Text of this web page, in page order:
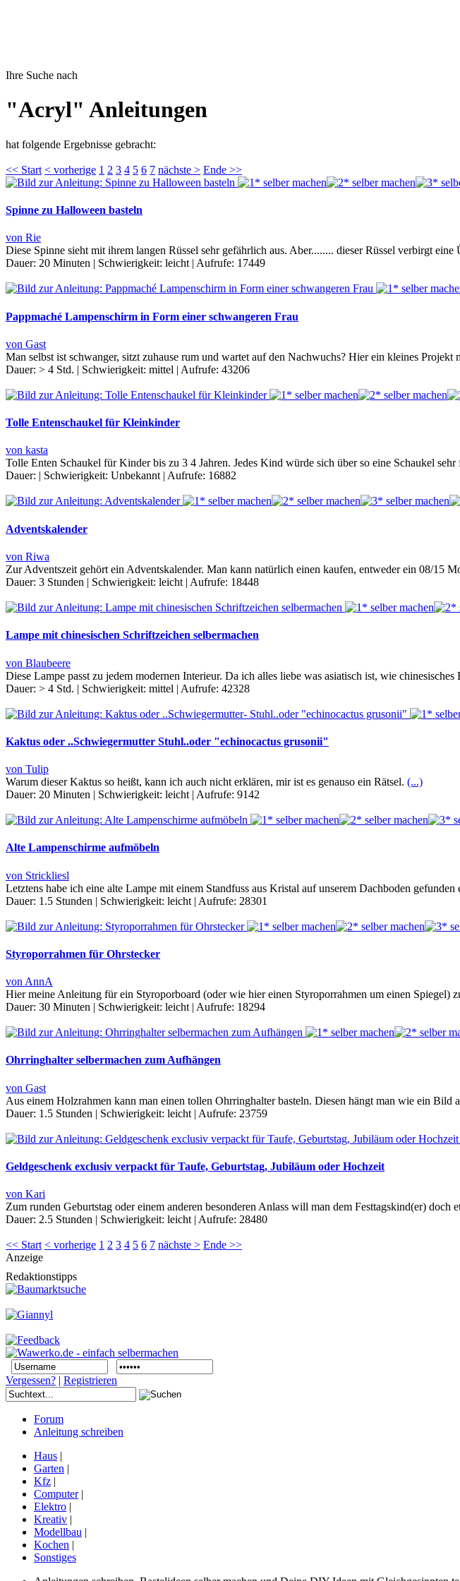
Ihre Suche nach
"Acryl" Anleitungen
hat folgende Ergebnisse gebracht:
<< Start < vorherige 1 2 3 4 5 6 7 nächste > Ende >>
Spinne zu Halloween basteln
von Rie
Diese Spinne sieht mit ihrem langen Rüssel sehr gefährlich aus. Aber........ dieser Rüssel verbirgt
Dauer: 20 Minuten | Schwierigkeit: leicht | Aufrufe: 17449
Pappmaché Lampenschirm in Form einer schwangeren Frau
von Gast
Man selbst ist schwanger, sitzt zuhause rum und wartet auf den Nachwuchs? Hier ein kleines
Dauer: > 4 Std. | Schwierigkeit: mittel | Aufrufe: 43206
Tolle Entenschaukel für Kleinkinder
von kasta
Tolle Enten Schaukel für Kinder bis zu 3 4 Jahren. Jedes Kind würde sich über so eine Schaukel
Dauer:
Schwierigkeit: Unbekannt Aufrufe: 16882
Adventskalender
von Riwa
Zur Adventszeit gehört ein Adventskalender. Man kann natürlich einen kaufen, entweder ein 08/15
Dauer: 3 Stunden | Schwierigkeit: leicht | Aufrufe: 18448
Lampe mit chinesischen Schriftzeichen selbermachen
von Blaubeere
Diese Lampe passt zu jedem modernen Interieur. Da ich alles liebe was asiatisch ist, wie
Dauer: > 4 Std. | Schwierigkeit: mittel | Aufrufe: 42328
Kaktus oder ..Schwiegermutter Stuhl..oder "echinocactus grusonii"
von Tulip
Warum dieser Kaktus so heißt, kann ich auch nicht erklären, mir ist es genauso ein Rätsel. (...)
Dauer: 20 Minuten | Schwierigkeit: leicht | Aufrufe: 9142
Alte Lampenschirme aufmöbeln
von Strickliesl
Letztens habe ich eine alte Lampe mit einem Standfuss aus Kristal auf unserem Dachboden
Dauer: 1.5 Stunden | Schwierigkeit: leicht | Aufrufe: 28301
Styroporrahmen für Ohrstecker
von AnnA
Hier meine Anleitung für ein Styroporboard (oder wie hier einen Styroporrahmen um einen
Dauer: 30 Minuten | Schwierigkeit: leicht | Aufrufe: 18294
Ohrringhalter selbermachen zum Aufhängen
von Gast
Aus einem Holzrahmen kann man einen tollen Ohrringhalter basteln. Diesen hängt man wie ein
Dauer: 1.5 Stunden | Schwierigkeit: leicht | Aufrufe: 23759
Geldgeschenk exclusiv verpackt für Taufe, Geburtstag, Jubiläum oder Hochzeit
von Kari
Zum runden Geburtstag oder einem anderen besonderen Anlass will man dem Festtagskind(er)
Dauer: 2.5 Stunden | Schwierigkeit: leicht | Aufrufe: 28480
<< Start < vorherige 1 2 3 4 5 6 7 nächste > Ende >>
Anzeige
Redaktionstipps
Vergessen? | Registrieren
Forum
Anleitung schreiben
Haus |
Garten |
Kfz |
Computer|
Elektro |
Kreativ |
Modellbau |
Kochen |
Sonstiges